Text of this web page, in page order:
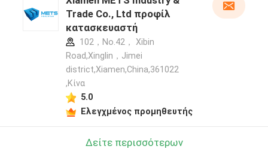
Trade Co., Ltd προφίλ
κατασκευαστή
102，No.42， Xibin
Road,Xinglin，Jimei
district,Xiamen,China,361022
,Κίνα
5.0
Ελεγχμένος προμηθευτής
Δείτε περισσότερων